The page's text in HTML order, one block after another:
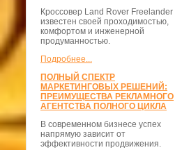
Кроссовер Land Rover Freelander
известен своей проходимостью,
комфортом и инженерной
продуманностью.
Подробнее...
ПОЛНЫЙ СПЕКТР
МАРКЕТИНГОВЫХ РЕШЕНИЙ:
ПРЕИМУЩЕСТВА РЕКЛАМНОГО
АГЕНТСТВА ПОЛНОГО ЦИКЛА
В современном бизнесе успех
напрямую зависит от
эффективности продвижения.